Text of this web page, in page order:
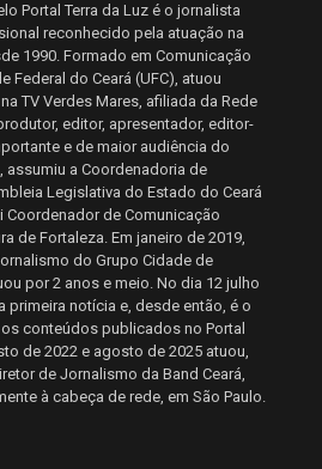
Portal Terra da Luz é o jornalista
reconhecido pela atuação na
1990. Formado em Comunicação
Federal do Ceará (UFC), atuou
TV Verdes Mares, afiliada da Rede
editor, apresentador, editor-
e de maior audiência do
assumiu a Coordenadoria de
Legislativa do Estado do Ceará
de Comunicação
de Fortaleza. Em janeiro de 2019,
do Grupo Cidade de
por 2 anos e meio. No dia 12 julho
primeira notícia e, desde então, é o
conteúdos publicados no Portal
de 2022 e agosto de 2025 atuou,
de Jornalismo da Band Ceará,
à cabeça de rede, em São Paulo.